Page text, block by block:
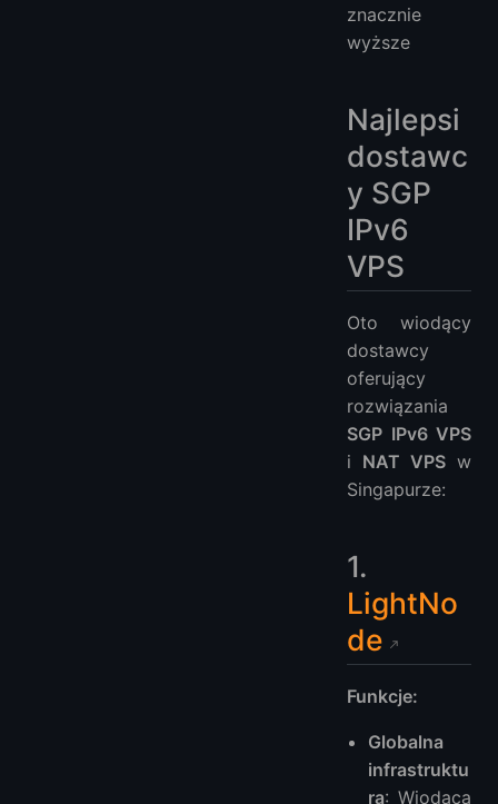
znacznie
wyższe
Najlepsi
dostawc
y SGP
IPv6
VPS
Oto wiodący
dostawcy
oferujący
rozwiązania
SGP IPv6 VPS
i NAT VPS w
Singapurze:
1.
LightNo
de
Funkcje:
Globalna
infrastruktu
ra: Wiodąca